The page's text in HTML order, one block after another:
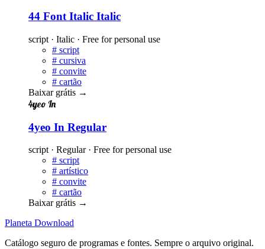
44 Font Italic Italic
script · Italic · Free for personal use
# script
# cursiva
# convite
# cartão
Baixar grátis →
4yeo In
4yeo In Regular
script · Regular · Free for personal use
# script
# artístico
# convite
# cartão
Baixar grátis →
Planeta Download
Catálogo seguro de programas e fontes. Sempre o arquivo original.